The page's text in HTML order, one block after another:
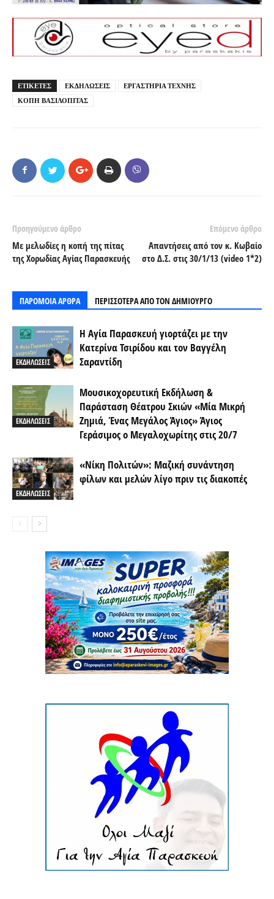
ΕΤΙΚΕΤΕΣ ΕΚΔΗΛΩΣΕΙΣ
ΕΡΓΑΣΤΗΡΙΑ ΤΕΧΝΗΣ
ΚΟΠΗ ΒΑΣΙΛΟΠΙΤΑΣ
Προηγούμενο άρθρο
Με μελωδίες η κοπή της πίτας
της Χορωδίας Αγίας Παρασκευής
Επόμενο άρθρο
Απαντήσεις από τον κ. Κωβαίο
στο Δ.Σ. στις 30/1/13 (video 1*2)
ΠΑΡΟΜΟΙΑ ΑΡΘΡΑ ΠΕΡΙΣΣΟΤΕΡΑ ΑΠΟ ΤΟΝ ΔΗΜΙΟΥΡΓΟ
ΕΚΔΗΛΩΣΕΙΣ
Η Αγία Παρασκευή γιορτάζει με την
Κατερίνα Τσιρίδου και τον Βαγγέλη
Σαραντίδη
ΕΚΔΗΛΩΣΕΙΣ
Μουσικοχορευτική Εκδήλωση &
Παράσταση Θέατρου Σκιών «Μία Μικρή
Ζημιά, Ένας Μεγάλος Άγιος» Άγιος
Γεράσιμος ο Μεγαλοχωρίτης στις 20/7
ΕΚΔΗΛΩΣΕΙΣ
«Νίκη Πολιτών»: Μαζική συνάντηση
φίλων και μελών λίγο πριν τις διακοπές